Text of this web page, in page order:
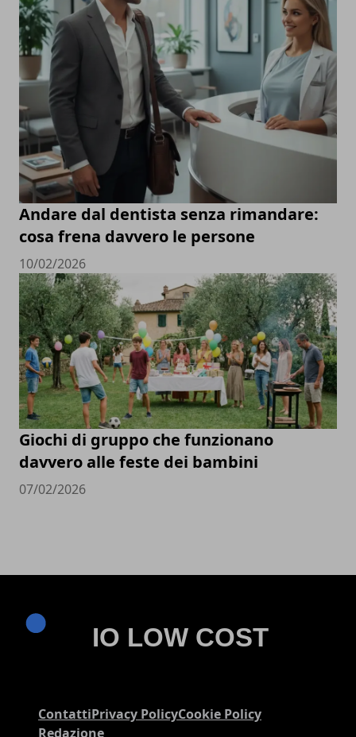
Andare dal dentista senza rimandare:
cosa frena davvero le persone
10/02/2026
Giochi di gruppo che funzionano
davvero alle feste dei bambini
07/02/2026
ContattiPrivacy PolicyCookie Policy
Redazione